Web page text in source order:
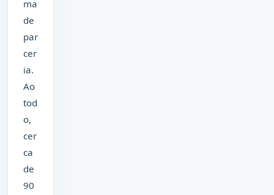
ma
de
par
cer
ia.
Ao
tod
o,
cer
ca
de
90